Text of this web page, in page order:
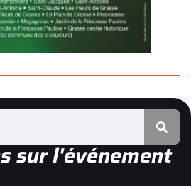
sur l'événement